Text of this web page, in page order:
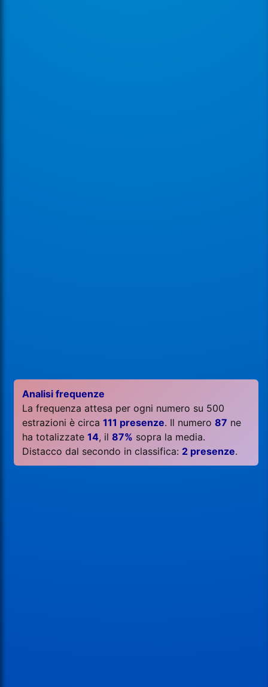
Analisi frequenze
La frequenza attesa per ogni numero su 500
estrazioni è circa111 presenze. Il numero87 ne
ha totalizzate14, il87% sopra la media.
Distacco dal secondo in classifica: 2 presenze.